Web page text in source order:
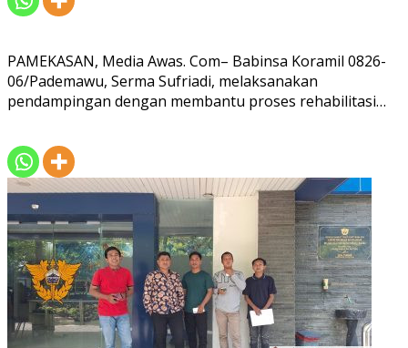
PAMEKASAN, Media Awas. Com– Babinsa Koramil 0826-
06/Pademawu, Serma Sufriadi, melaksanakan
pendampingan dengan membantu proses rehabilitasi…